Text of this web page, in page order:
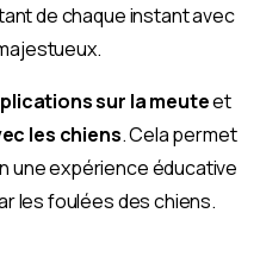
de chaque instant avec
sur la meuteet
les chiens. Cela permet
une expérience éducative
les foulées des chiens.